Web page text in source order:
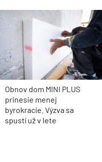
Obnov dom MINI PLUS
prinesie menej
byrokracie. Výzva sa
spustí už v lete